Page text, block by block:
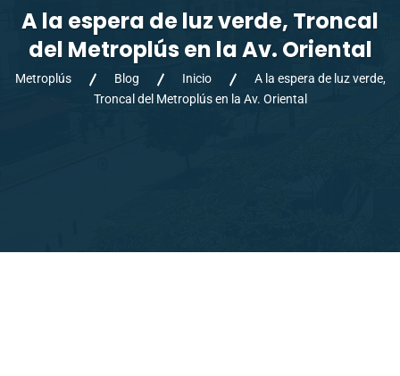
A la espera de luz verde, Troncal
del Metroplús en la Av. Oriental
Metroplús Blog Inicio
A la espera de luz verde,
Troncal del Metroplús en la Av. Oriental